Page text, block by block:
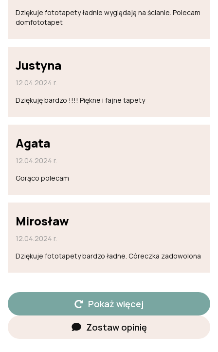
Dziękuje fototapety ładnie wyglądają na ścianie. Polecam
domfototapet
Justyna
12.04.2024 r.
Dziękuję bardzo !!!! Piękne i fajne tapety
Agata
12.04.2024 r.
Gorąco polecam
Mirosław
12.04.2024 r.
Dziękuje fototapety bardzo ładne. Córeczka zadowolona
Pokaż więcej
Zostaw opinię